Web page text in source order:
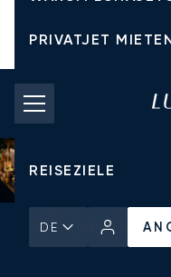
PRIVATJET
CHARTERPREISE
PRIVATJETS
REISEZIELE
DE
Startseite Aktuelles und